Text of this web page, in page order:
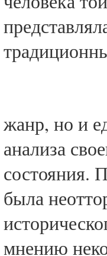
жанр, но и
анализа
состояния.
была
мнению